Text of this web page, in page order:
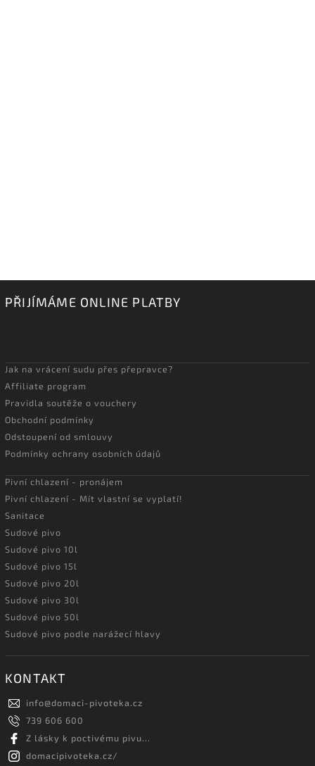
PŘIJÍMÁME ONLINE PLATBY
Jak na vrácení sudu přes přepravce?
Affiliate program
Pravidla soutěže o vouchery
Obchodní podmínky
Odstoupení od smlouvy
Podmínky ochrany osobních údajů
Pivní chlazení - pronájem
Pivní chlazení - Mít vlastní se vyplatí!
Sanitace
Sudové pivo
Sudové pivo 10l
Sudové pivo 15l
Sudové pivo 20l
Sudové pivo 30l
Sudové pivo 50l
Sudové pivo podle narážecí hlavy
KONTAKT
info@domaci-pivoteka.cz
739 606 600
Z lásky k poctivému pivu...
domacipivoteka.cz/